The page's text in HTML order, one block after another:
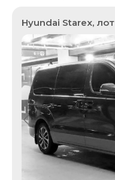
Hyundai Starex, лот